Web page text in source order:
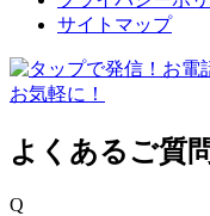
サイトマップ
よくあるご質
Q